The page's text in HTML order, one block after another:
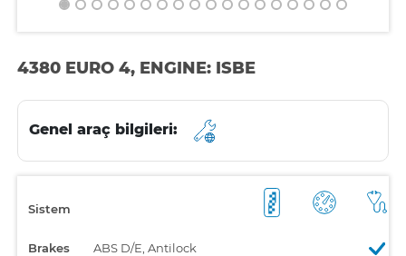
4380 EURO 4, ENGINE: ISBE
Genel araç bilgileri:
Sistem
Brakes
ABS D/E, Antilock